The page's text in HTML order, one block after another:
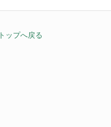
トップへ戻る